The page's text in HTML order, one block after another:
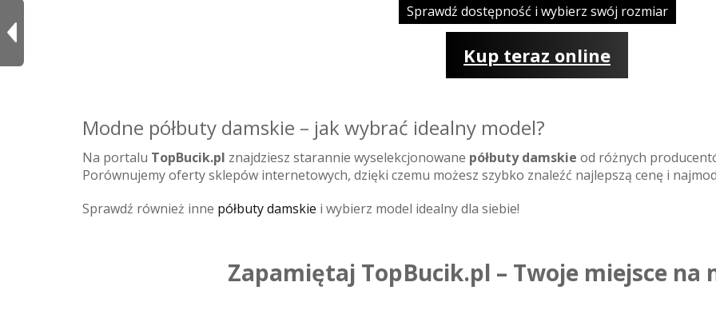
Sprawdź dostępność i wybierz swój rozmiar
Kup teraz online
Modne półbuty damskie – jak wybrać idealny model?
Na portalu TopBucik.pl znajdziesz starannie wyselekcjonowane półbuty damskie od różnych
Porównujemy oferty sklepów internetowych, dzięki czemu możesz szybko znaleźć najlepszą cenę i
Sprawdź również inne półbuty damskie i wybierz model idealny dla siebie!
Zapamiętaj TopBucik.pl – Twoje miejsce na